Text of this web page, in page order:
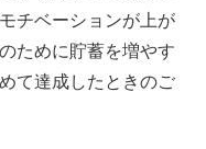
チベーションが上が
ために貯蓄を増やす
て達成したときのご